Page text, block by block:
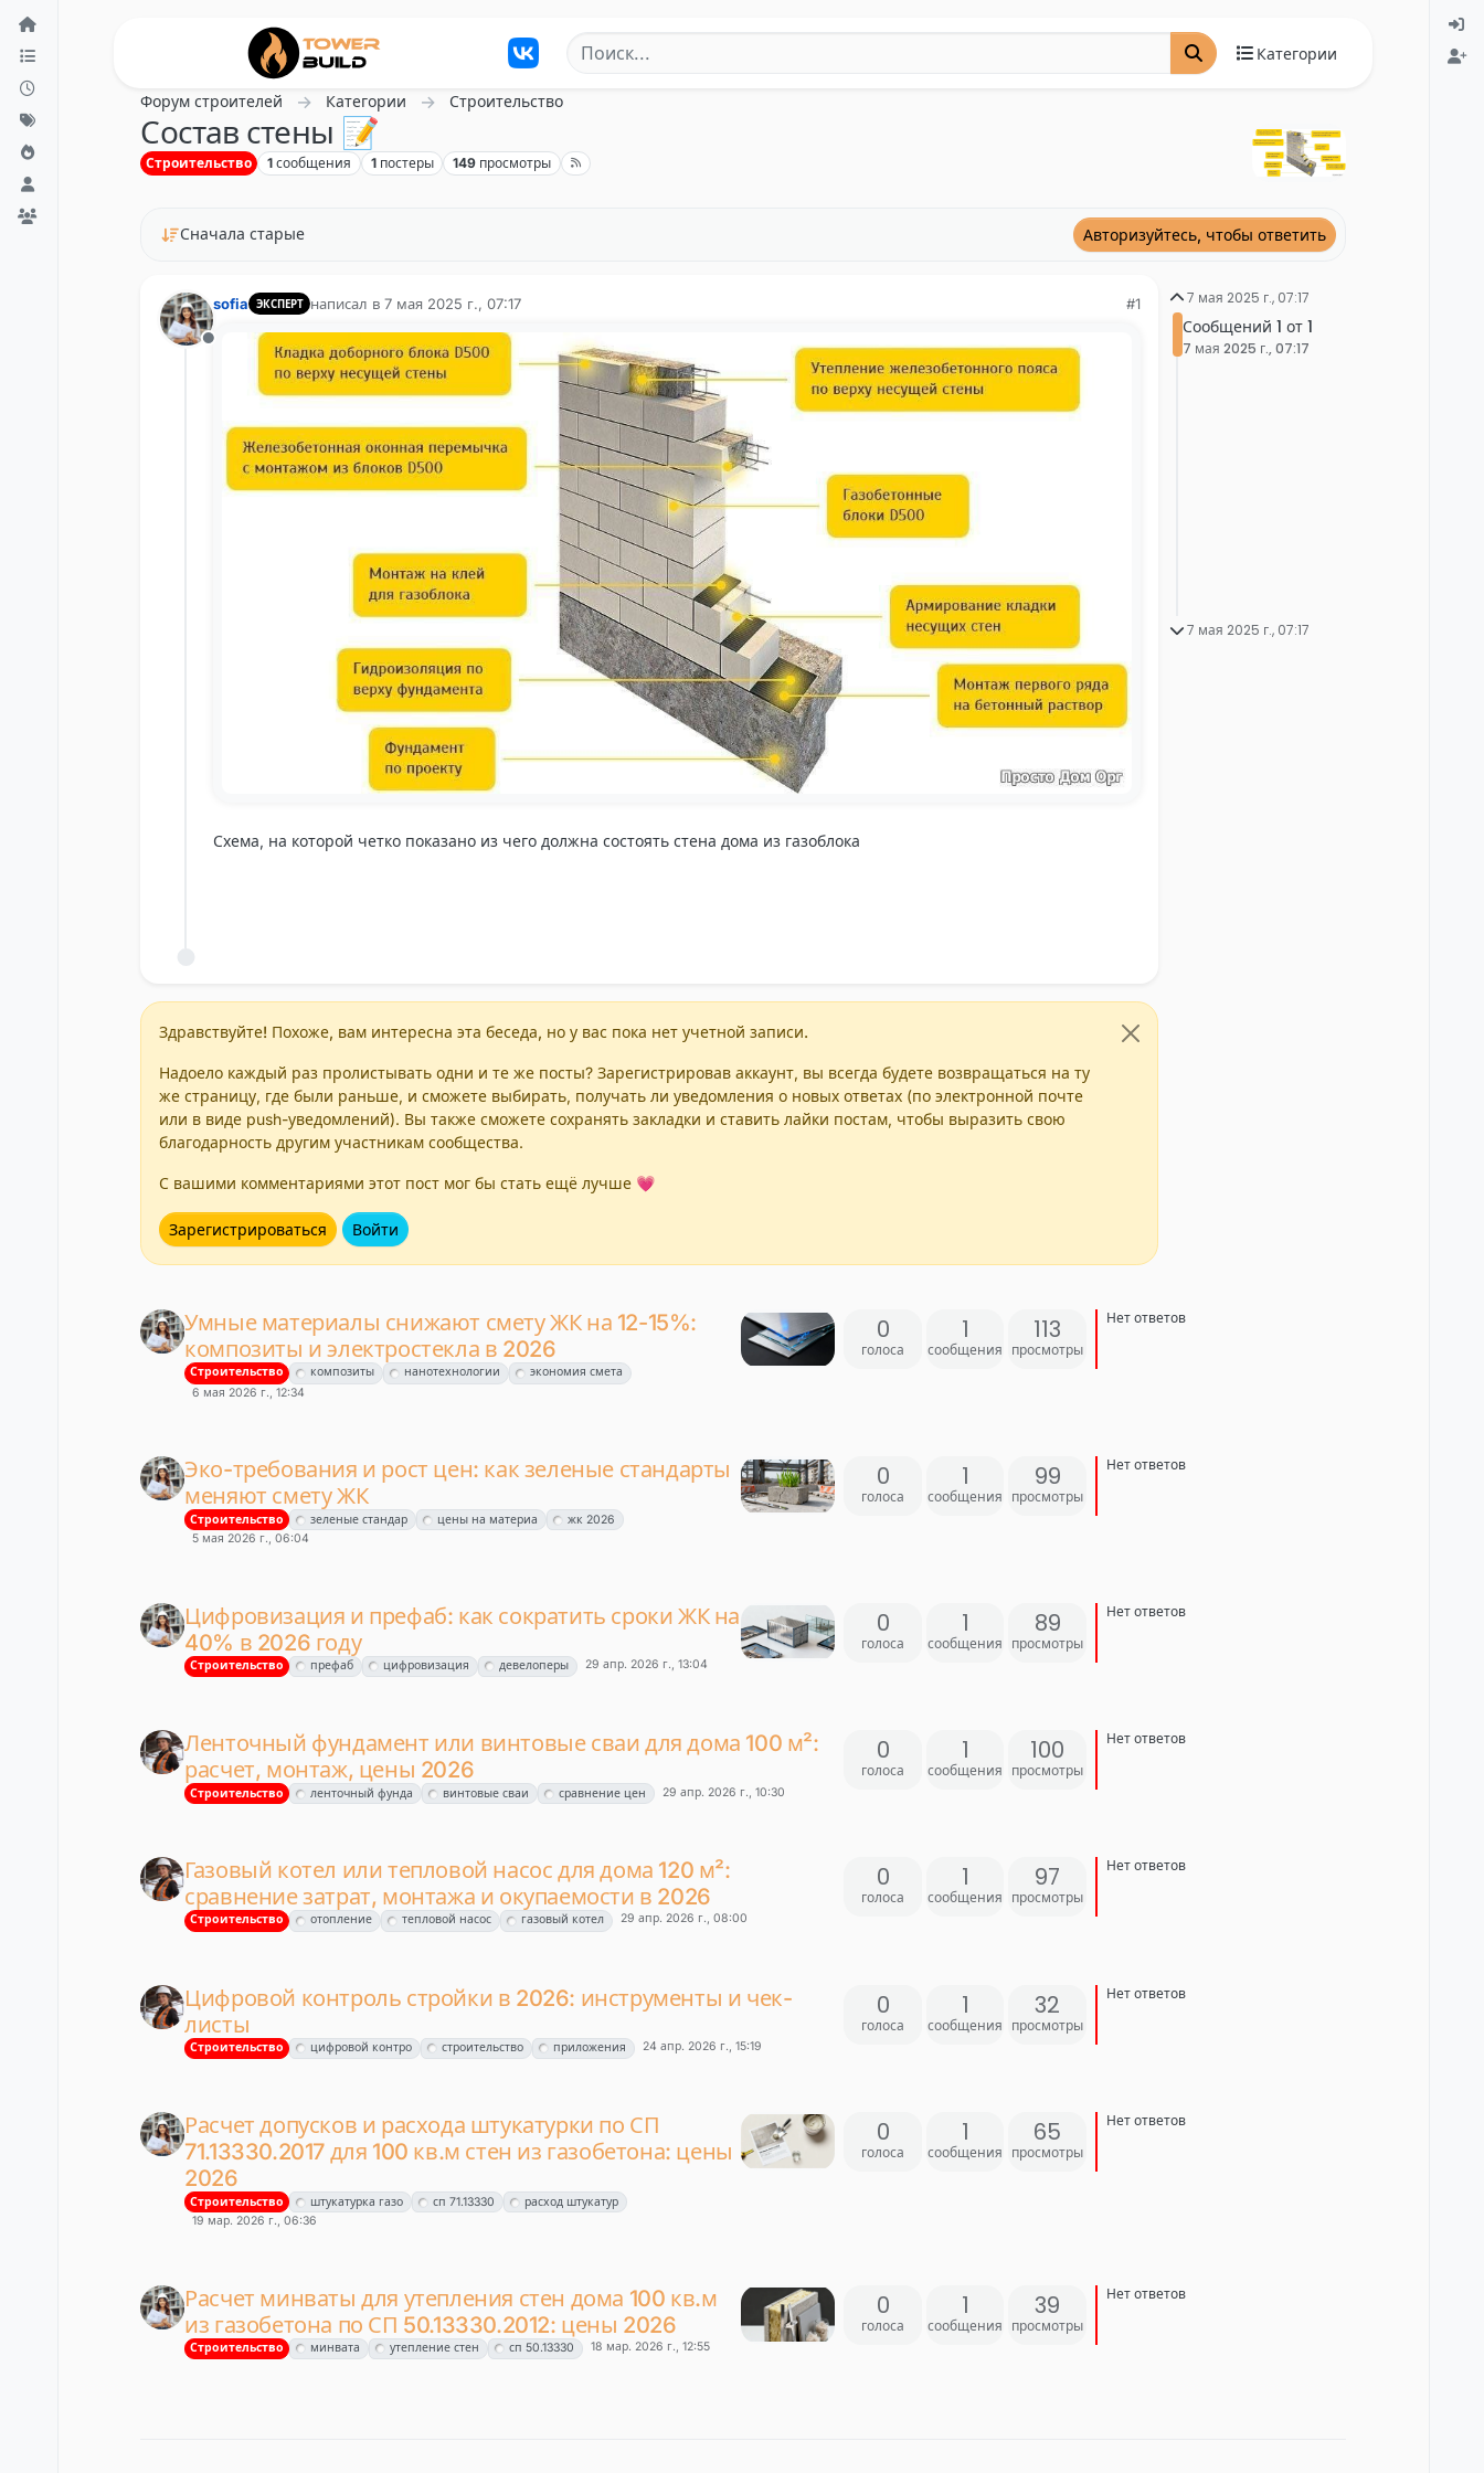
Перейти к содержанию
Категории
Форум строителей Категории Строительство
Состав стены 📝
Строительство 1 сообщения 1 постеры 149 просмотры
Сначала старые Авторизуйтесь, чтобы ответить
Не в сети
sofia ЭКСПЕРТ написал в 7 мая 2025 г., 07:17
отредактировано
#1
Схема, на которой четко показано из чего должна состоять стена дома из газоблока
Здравствуйте! Похоже, вам интересна эта беседа, но у вас пока нет учетной записи.
Надоело каждый раз пролистывать одни и те же посты? Зарегистрировав аккаунт, вы всегда будете возвращаться на ту
же страницу, где были раньше, и сможете выбирать, получать ли уведомления о новых ответах (по электронной почте
или в виде push-уведомлений). Вы также сможете сохранять закладки и ставить лайки постам, чтобы выразить свою
благодарность другим участникам сообщества.
С вашими комментариями этот пост мог бы стать ещё лучше 💗
Зарегистрироваться Войти
7 мая 2025 г., 07:17
Сообщений 1 от 1
7 мая 2025 г., 07:17
7 мая 2025 г., 07:17
Умные материалы снижают смету ЖК на 12-15%:
композиты и электростекла в 2026
Строительство композиты нанотехнологии
экономия смета
6 мая 2026 г., 12:34
0
голоса
1
сообщения
113
просмотры
Нет ответов
Эко-требования и рост цен: как зеленые стандарты
меняют смету ЖК
Строительство зеленые стандар цены на материа
жк 2026
5 мая 2026 г., 06:04
0
голоса
1
сообщения
99
просмотры
Нет ответов
Цифровизация и префаб: как сократить сроки ЖК на
40% в 2026 году
Строительство префаб цифровизация девелоперы 29 апр. 2026 г., 13:04
0
голоса
1
сообщения
89
просмотры
Нет ответов
Ленточный фундамент или винтовые сваи для дома 100 м²:
расчет, монтаж, цены 2026
Строительство ленточный фунда винтовые сваи сравнение цен 29 апр. 2026 г., 10:30
0
голоса
1
сообщения
100
просмотры
Нет ответов
Газовый котел или тепловой насос для дома 120 м²:
сравнение затрат, монтажа и окупаемости в 2026
Строительство отопление тепловой насос газовый котел 29 апр. 2026 г., 08:00
0
голоса
1
сообщения
97
просмотры
Нет ответов
Цифровой контроль стройки в 2026: инструменты и чек-
листы
Строительство цифровой контро строительство приложения 24 апр. 2026 г., 15:19
0
голоса
1
сообщения
32
просмотры
Нет ответов
Расчет допусков и расхода штукатурки по СП
71.13330.2017 для 100 кв.м стен из газобетона: цены
2026
Строительство штукатурка газо сп 71.13330
расход штукатур
19 мар. 2026 г., 06:36
0
голоса
1
сообщения
65
просмотры
Нет ответов
Расчет минваты для утепления стен дома 100 кв.м
из газобетона по СП 50.13330.2012: цены 2026
Строительство минвата утепление стен сп 50.13330 18 мар. 2026 г., 12:55
0
голоса
1
сообщения
39
просмотры
Нет ответов